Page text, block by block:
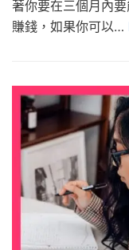
著你要在三個月內
賺錢，如果你可以…